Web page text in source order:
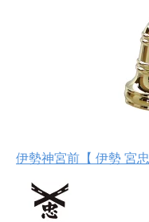
伊勢神宮前【 伊勢 宮